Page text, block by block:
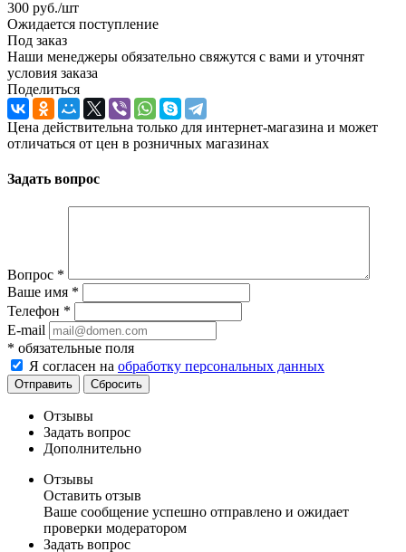
300 руб./шт
Ожидается поступление
Под заказ
Наши менеджеры обязательно свяжутся с вами и уточнят
условия заказа
Поделиться
Цена действительна только для интернет-магазина и может
отличаться от цен в розничных магазинах
Задать вопрос
Вопрос *
Ваше имя *
Телефон *
E-mail
* обязательные поля
Я согласен на обработку персональных данных
Отправить Сбросить
Отзывы
Задать вопрос
Дополнительно
Отзывы
Оставить отзыв
Ваше сообщение успешно отправлено и ожидает
проверки модератором
Задать вопрос